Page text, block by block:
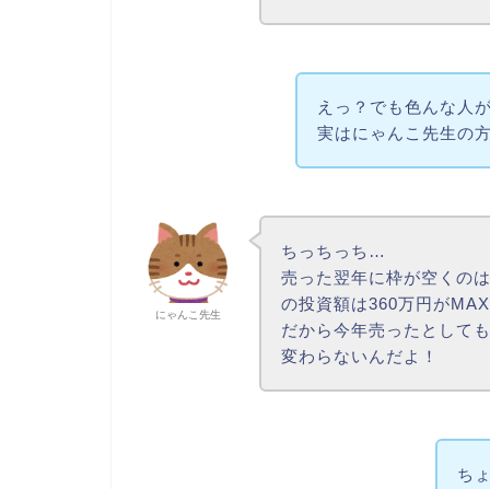
えっ？でも色んな人
実はにゃんこ先生の
にゃんこ先生
ちっちっち…
売った翌年に枠が空くの
の投資額は360万円が
だから今年売ったとして
変わらないんだよ！
ち